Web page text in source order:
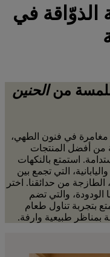
الذوّاقة في
بلمسة منالحنين
في فنون الطهي،
من أفضل المنتجات
استمتع بالنكهات
التي تجمع بين
الطازجة من حدائقنا. اختر
الودودة، والتي تضم
بتجربة تناول طعام
طبيعية وارفة.